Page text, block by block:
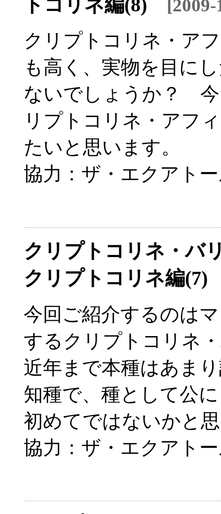
トコリネ編(8)
クリプトコリネ・ア
も高く、実物を目に
ないでしょうか？ 今
リプトコリネ・アフ
たいと思います。
協力：ザ・エクアト
クリプトコリネ・バ
クリプトコリネ編
今回ご紹介するのは
するクリプトコリネ
近年まで本種はあま
知種で、種として公
初めてではないかと
協力：ザ・エクアト